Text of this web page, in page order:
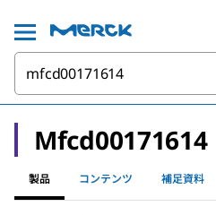
Mfcd00171614
製品 コンテンツ 補足資料